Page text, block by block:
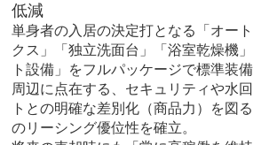
低減
単身者の入居の決定打となる「オー
クス」「独立洗面台」「浴室乾燥機
ト設備」をフルパッケージで標準装備
周辺に点在する、セキュリティや水
トとの明確な差別化（商品力）を図
のリーシング優位性を確立。